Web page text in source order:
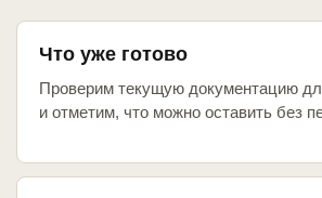
Что уже готово
Проверим текущую документацию
и отметим, что можно оставить без